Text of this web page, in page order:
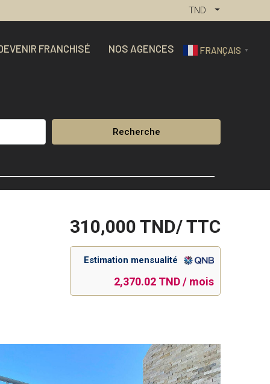
TND
FRANCHISÉ NOS AGENCES FRANÇAIS ▼
Recherche
310,000 TND/ TTC
Estimation mensualité
2,370.02 TND / mois